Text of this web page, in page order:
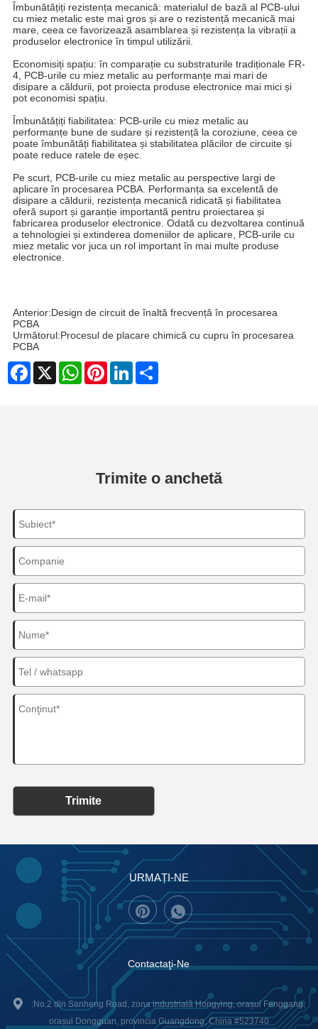
Îmbunătățiți rezistența mecanică: materialul de bază al PCB-ului
cu miez metalic este mai gros și are o rezistență mecanică mai
mare, ceea ce favorizează asamblarea și rezistența la vibrații a
produselor electronice în timpul utilizării.
Economisiți spațiu: în comparație cu substraturile tradiționale FR-
4, PCB-urile cu miez metalic au performanțe mai mari de
disipare a căldurii, pot proiecta produse electronice mai mici și
pot economisi spațiu.
Îmbunătățiți fiabilitatea: PCB-urile cu miez metalic au
performanțe bune de sudare și rezistență la coroziune, ceea ce
poate îmbunătăți fiabilitatea și stabilitatea plăcilor de circuite și
poate reduce ratele de eșec.
Pe scurt, PCB-urile cu miez metalic au perspective largi de
aplicare în procesarea PCBA. Performanța sa excelentă de
disipare a căldurii, rezistența mecanică ridicată și fiabilitatea
oferă suport și garanție importantă pentru proiectarea și
fabricarea produselor electronice. Odată cu dezvoltarea continuă
a tehnologiei și extinderea domeniilor de aplicare, PCB-urile cu
miez metalic vor juca un rol important în mai multe produse
electronice.
Anterior:Design de circuit de înaltă frecvență în procesarea
PCBA
Următorul:Procesul de placare chimică cu cupru în procesarea
PCBA
Facebook
X WhatsAppPinterestLinkedInShare
Trimite o anchetă
Trimite
URMAȚI-NE
Contactaţi-Ne
:No.2 din Sanheng Road, zona industrială Hongying, orașul Fenggang,
orașul Dongguan, provincia Guangdong, China #523740